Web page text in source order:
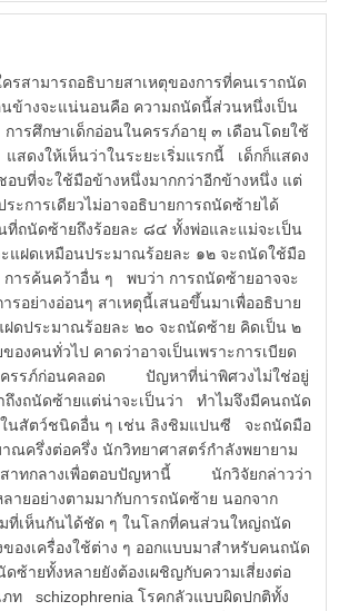
ามารถอธิบายสาเหตุของการที่คนเราถนัด
ข้างจะแน่นอนคือ ความถนัดนี้ส่วนหนึ่งเป็น
ารศึกษาเด็กอ่อนในครรภ์อายุ ๓ เดือนโดยใช้
สดงให้เห็นว่าในระยะเริ่มแรกนี้ เด็กก็แสดง
อบที่จะใช้มือข้างหนึ่งมากกว่าอีกข้างหนึ่ง แต่
ระการเดียวไม่อาจอธิบายการถนัดซ้ายได้
ที่ถนัดซ้ายถึงร้อยละ ๘๔ ทั้งพ่อและแม่จะเป็น
แฝดเหมือนประมาณร้อยละ ๑๒ จะถนัดใช้มือ
ค้นคว้าอื่น ๆ พบว่า การถนัดซ้ายอาจจะ
ารอย่างอ่อนๆ สาเหตุนี้เสนอขึ้นมาเพื่ออธิบาย
ดประมาณร้อยละ ๒๐ จะถนัดซ้าย คิดเป็น ๒
องคนทั่วไป คาดว่าอาจเป็นเพราะการเบียด
ครรภ์ก่อนคลอด ปัญหาที่น่าพิศวงไม่ใช่อยู่
ถึงถนัดซ้ายแต่น่าจะเป็นว่า ทำไมจึงมีคนถนัด
นสัตว์ชนิดอื่น ๆ เช่น ลิงชิมแปนซี จะถนัดมือ
ณครึ่งต่อครึ่ง นักวิทยาศาสตร์กำลังพยายาม
สาทกลางเพื่อตอบปัญหานี้ นักวิจัยกล่าวว่า
ายอย่างตามมากับการถนัดซ้าย นอกจาก
ที่เห็นกันได้ชัด ๆ ในโลกที่คนส่วนใหญ่ถนัด
องเครื่องใช้ต่าง ๆ ออกแบบมาสำหรับคนถนัด
ซ้ายทั้งหลายยังต้องเผชิญกับความเสี่ยงต่อ
ภท schizophrenia โรคกลัวแบบผิดปกติทั้ง